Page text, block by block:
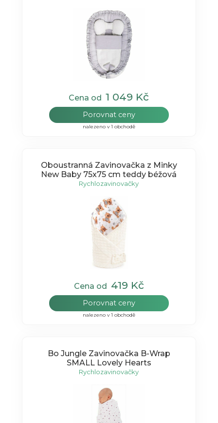
Cena od1 049 Kč
Porovnat ceny
nalezeno v 1 obchodě
Oboustranná Zavinovačka z Minky
New Baby 75x75 cm teddy béžová
Rychlozavinovačky
Cena od 419 Kč
Porovnat ceny
nalezeno v 1 obchodě
Bo Jungle Zavinovačka B-Wrap
SMALL Lovely Hearts
Rychlozavinovačky